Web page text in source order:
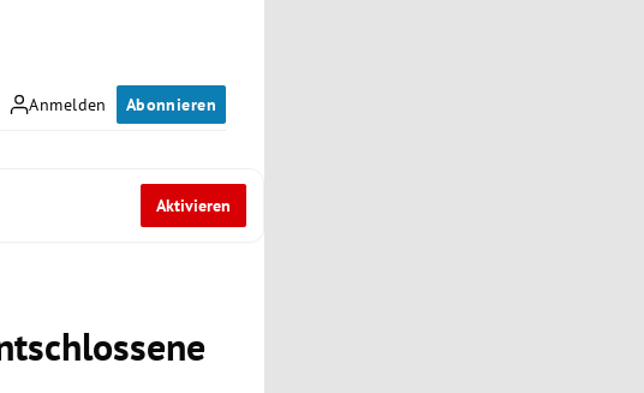
Anmelden Abonnieren
Aktivieren